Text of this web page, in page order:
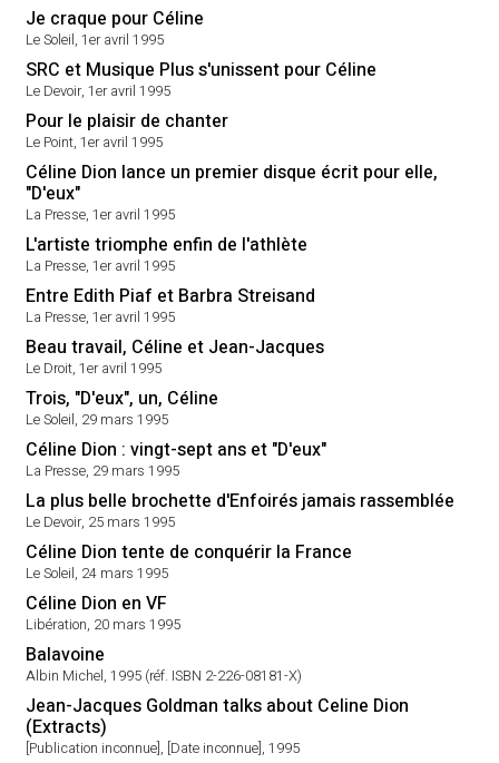
Je craque pour Céline
Le Soleil, 1er avril 1995
SRC et Musique Plus s'unissent pour Céline
Le Devoir, 1er avril 1995
Pour le plaisir de chanter
Le Point, 1er avril 1995
Céline Dion lance un premier disque écrit pour elle,
"D'eux"
La Presse, 1er avril 1995
L'artiste triomphe enfin de l'athlète
La Presse, 1er avril 1995
Entre Edith Piaf et Barbra Streisand
La Presse, 1er avril 1995
Beau travail, Céline et Jean-Jacques
Le Droit, 1er avril 1995
Trois, "D'eux", un, Céline
Le Soleil, 29 mars 1995
Céline Dion : vingt-sept ans et "D'eux"
La Presse, 29 mars 1995
La plus belle brochette d'Enfoirés jamais rassemblée
Le Devoir, 25 mars 1995
Céline Dion tente de conquérir la France
Le Soleil, 24 mars 1995
Céline Dion en VF
Libération, 20 mars 1995
Balavoine
Albin Michel, 1995 (réf. ISBN 2-226-08181-X)
Jean-Jacques Goldman talks about Celine Dion
(Extracts)
[Publication inconnue], [Date inconnue], 1995